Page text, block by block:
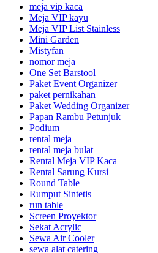
meja vip kaca
Meja VIP kayu
Meja VIP List Stainless
Mini Garden
Mistyfan
nomor meja
One Set Barstool
Paket Event Organizer
paket pernikahan
Paket Wedding Organizer
Papan Rambu Petunjuk
Podium
rental meja
rental meja bulat
Rental Meja VIP Kaca
Rental Sarung Kursi
Round Table
Rumput Sintetis
run table
Screen Proyektor
Sekat Acrylic
Sewa Air Cooler
sewa alat catering